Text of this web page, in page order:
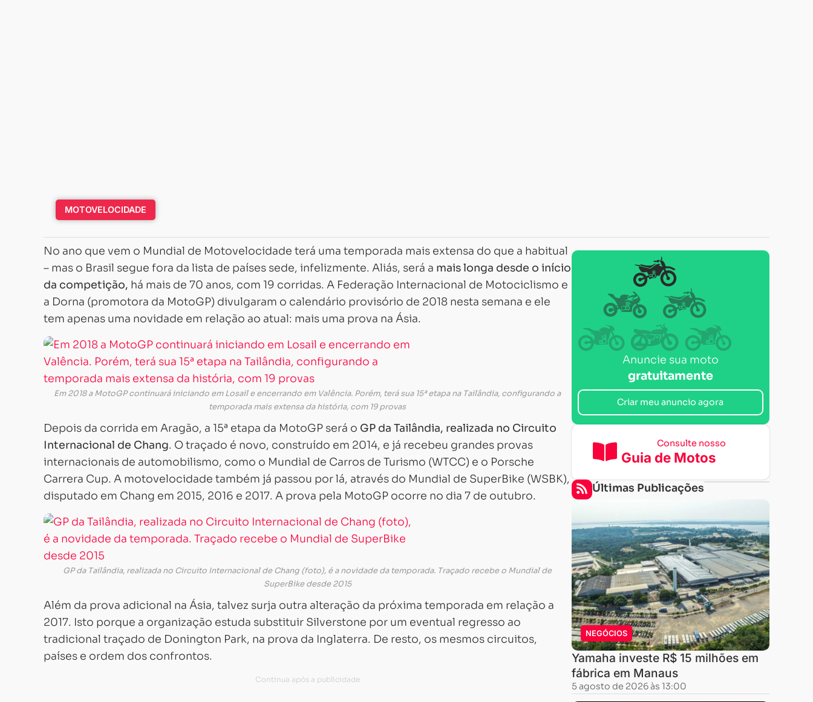
MOTOVELOCIDADE
No ano que vem o Mundial de Motovelocidade terá uma temporada mais extensa do que a habitual
– mas o Brasil segue fora da lista de países sede, infelizmente. Aliás, será a mais longa desde o início
da competição, há mais de 70 anos, com 19 corridas. A Federação Internacional de Motociclismo e
a Dorna (promotora da MotoGP) divulgaram o calendário provisório de 2018 nesta semana e ele
tem apenas uma novidade em relação ao atual: mais uma prova na Ásia.
Em 2018 a MotoGP continuará iniciando em Losail e encerrando em Valência. Porém, terá sua 15ª etapa na Tailândia, configurando a
temporada mais extensa da história, com 19 provas
Depois da corrida em Aragão, a 15ª etapa da MotoGP será o GP da Tailândia, realizada no Circuito
Internacional de Chang. O traçado é novo, construído em 2014, e já recebeu grandes provas
internacionais de automobilismo, como o Mundial de Carros de Turismo (WTCC) e o Porsche
Carrera Cup. A motovelocidade também já passou por lá, através do Mundial de SuperBike (WSBK),
disputado em Chang em 2015, 2016 e 2017. A prova pela MotoGP ocorre no dia 7 de outubro.
GP da Tailândia, realizada no Circuito Internacional de Chang (foto), é a novidade da temporada. Traçado recebe o Mundial de
SuperBike desde 2015
Além da prova adicional na Ásia, talvez surja outra alteração da próxima temporada em relação a
2017. Isto porque a organização estuda substituir Silverstone por um eventual regresso ao
tradicional traçado de Donington Park, na prova da Inglaterra. De resto, os mesmos circuitos,
países e ordem dos confrontos.
Anuncie sua moto
gratuitamente
Criar meu anuncio agora
Consulte nosso
Guia de Motos
Últimas Publicações
NEGÓCIOS
Yamaha investe R$ 15 milhões em
fábrica em Manaus
5 agosto de 2026 às 13:00
Carregando...
Carregando...